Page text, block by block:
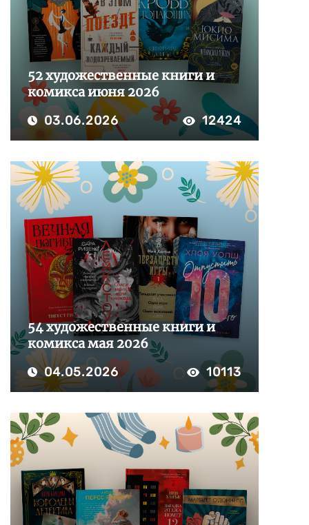
52 художественные книги и
комикса июня 2026
03.06.2026 12424
54 художественные книги и
комикса мая 2026
04.05.2026 10113